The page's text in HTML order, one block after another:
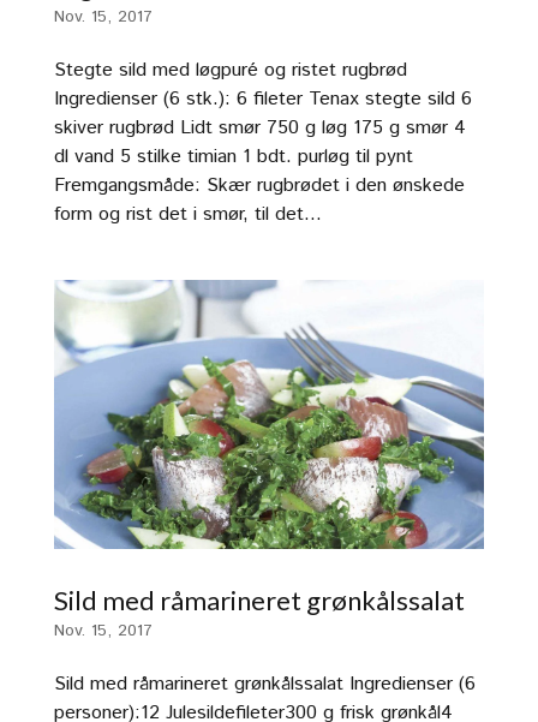
Nov. 15, 2017
Stegte sild med løgpuré og ristet rugbrød
Ingredienser (6 stk.): 6 fileter Tenax stegte sild 6
skiver rugbrød Lidt smør 750 g løg 175 g smør 4
dl vand 5 stilke timian 1 bdt. purløg til pynt
Fremgangsmåde: Skær rugbrødet i den ønskede
form og rist det i smør, til det...
Sild med råmarineret grønkålssalat
Nov. 15, 2017
Sild med råmarineret grønkålssalat Ingredienser (6
personer):12 Julesildefileter300 g frisk grønkål4